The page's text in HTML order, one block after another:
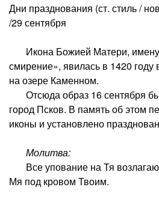
Дни празднования (ст. стиль /
/29 сентября
Икона Божией Матери,
смирение», явилась в 1420 году
на озере Каменном.
Отсюда образ 16 сентября
город Псков. В память об этом
иконы и установлено
Молитва:
Все упование на Тя
Мя под кровом Твоим.